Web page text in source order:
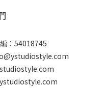
：54018745